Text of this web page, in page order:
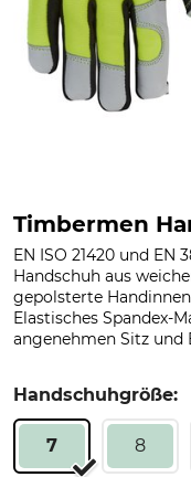
Timbermen
EN ISO 21420 und EN
Handschuh aus
gepolsterte
Elastisches Spandex-
angenehmen Sitz und
Handschuhgröße:
7 8